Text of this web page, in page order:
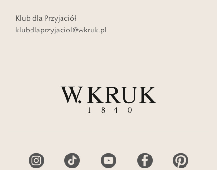
Klub dla Przyjaciół
klubdlaprzyjaciol@wkruk.pl